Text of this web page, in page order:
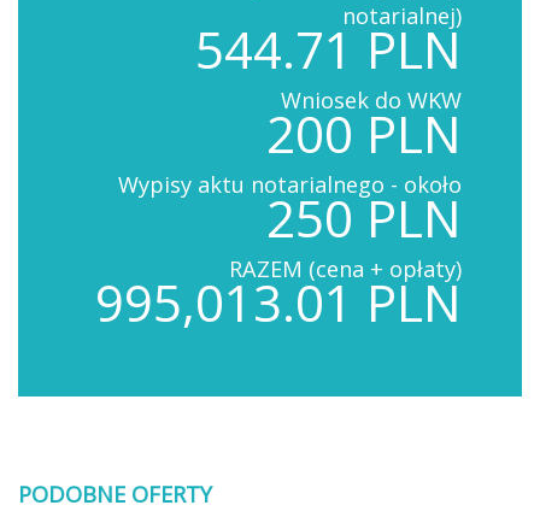
notarialnej)
544.71 PLN
Wniosek do WKW
200 PLN
Wypisy aktu notarialnego - około
250 PLN
RAZEM (cena + opłaty)
995,013.01 PLN
PODOBNE OFERTY